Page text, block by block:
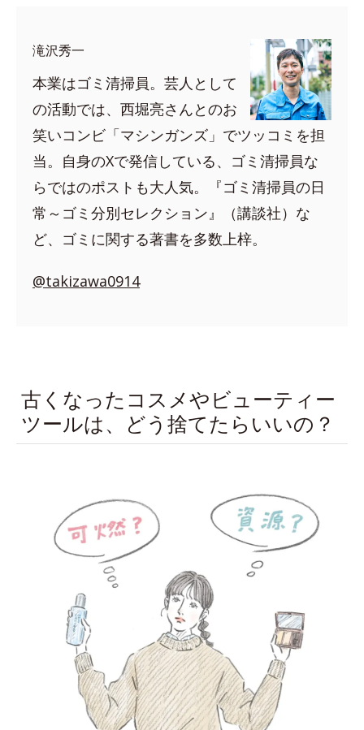
滝沢秀一
本業はゴミ清掃員。芸人として
の活動では、西堀亮さんとのお
笑いコンビ「マシンガンズ」でツッコミを担
当。自身のXで発信している、ゴミ清掃員な
らではのポストも大人気。『ゴミ清掃員の日
常～ゴミ分別セレクション』（講談社）な
ど、ゴミに関する著書を多数上梓。
@takizawa0914
古くなったコスメやビューティー
ツールは、どう捨てたらいいの？